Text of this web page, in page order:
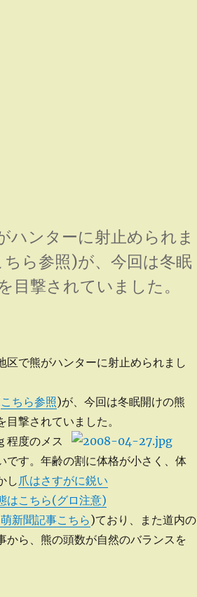
ンターに射止められま
ら参照)が、今回は冬眠
目撃されていました。
で熊がハンターに射止められまし
こちら参照)が、今回は冬眠開けの熊
撃されていました。
程度のメス
です。年齢の割に体格が小さく、体
し 爪はさすがに鋭い
はこちら(グロ注意)
新聞記事こちら)ており、また道内の
から、熊の頭数が自然のバランスを